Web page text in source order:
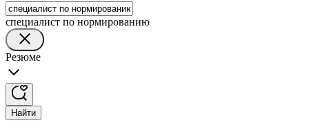
специалист по нормированию
Резюме
Найти